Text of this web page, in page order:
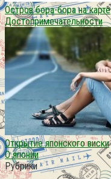
Остров бора-бора на карте
Достопримечательности
Открытие японского виски
О японии
Рубрики